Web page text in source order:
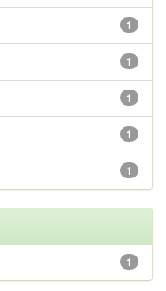
1
1
1
1
1
1